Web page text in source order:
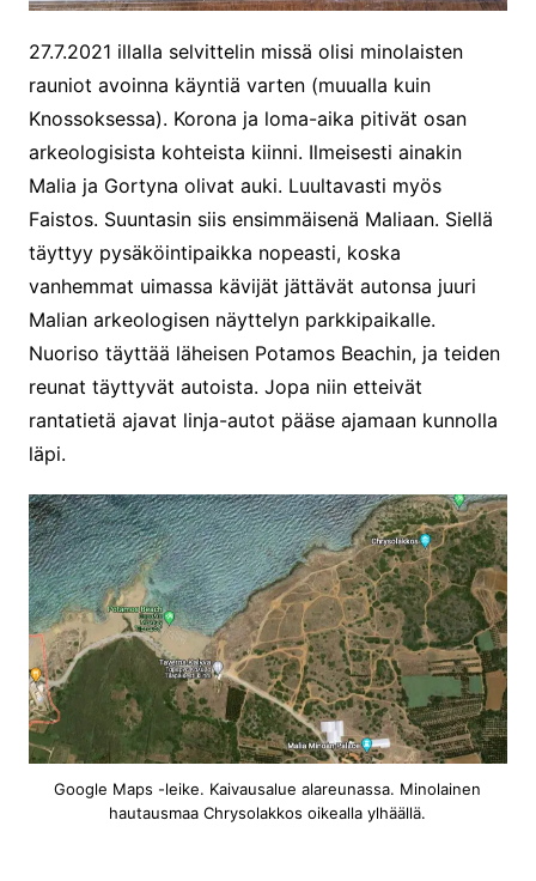
27.7.2021 illalla selvittelin missä olisi minolaisten
rauniot avoinna käyntiä varten (muualla kuin
Knossoksessa). Korona ja loma-aika pitivät osan
arkeologisista kohteista kiinni. Ilmeisesti ainakin
Malia ja Gortyna olivat auki. Luultavasti myös
Faistos. Suuntasin siis ensimmäisenä Maliaan. Siellä
täyttyy pysäköintipaikka nopeasti, koska
vanhemmat uimassa kävijät jättävät autonsa juuri
Malian arkeologisen näyttelyn parkkipaikalle.
Nuoriso täyttää läheisen Potamos Beachin, ja teiden
reunat täyttyvät autoista. Jopa niin etteivät
rantatietä ajavat linja-autot pääse ajamaan kunnolla
läpi.
Google Maps -leike. Kaivausalue alareunassa. Minolainen
hautausmaa Chrysolakkos oikealla ylhäällä.